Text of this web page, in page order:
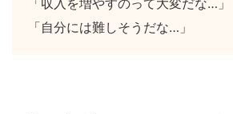
「収入を増やすのって大変だな…」
「自分には難しそうだな…」